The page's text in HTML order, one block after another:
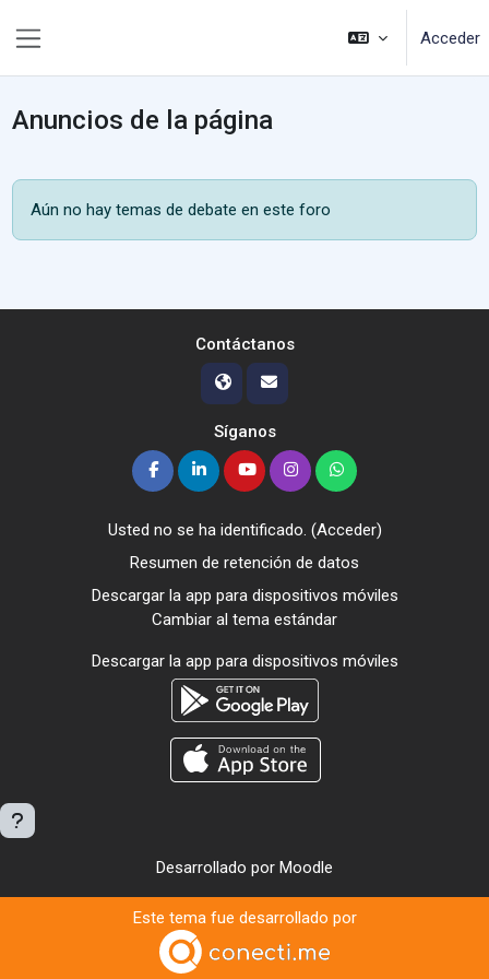
Acceder
Anuncios de la página
Aún no hay temas de debate en este foro
Contáctanos
Síganos
Usted no se ha identificado. (Acceder)
Resumen de retención de datos
Descargar la app para dispositivos móviles
Cambiar al tema estándar
Descargar la app para dispositivos móviles
Desarrollado por Moodle
Este tema fue desarrollado por